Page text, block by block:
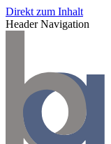
Direkt zum Inhalt
Header Navigation